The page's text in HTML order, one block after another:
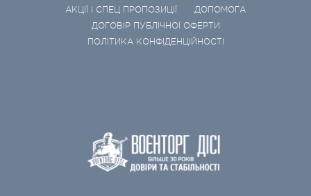
АКЦІЇ І СПЕЦ ПРОПОЗИЦІЇ
ДОПОМОГА
ДОГОВІР ПУБЛІЧНОЇ ОФЕРТИ
ПОЛІТИКА КОНФІДЕНЦІЙНОСТІ